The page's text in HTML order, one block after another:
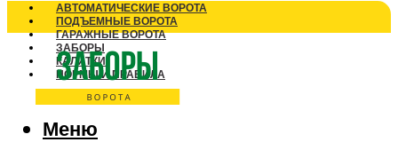
АВТОМАТИЧЕСКИЕ ВОРОТА
ПОДЪЕМНЫЕ ВОРОТА
ГАРАЖНЫЕ ВОРОТА
ЗАБОРЫ
КАЛИТКИ
НОРМЫ И ПРАВИЛА
Меню